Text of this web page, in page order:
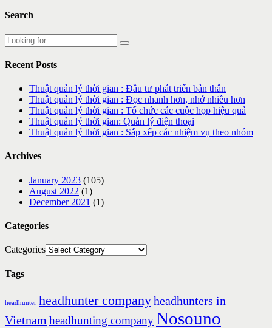
Search
Recent Posts
Thuật quản lý thời gian : Đầu tư phát triển bản thân
Thuật quản lý thời gian : Đọc nhanh hơn, nhớ nhiều hơn
Thuật quản lý thời gian : Tổ chức các cuộc họp hiệu quả
Thuật quản lý thời gian: Quản lý điện thoại
Thuật quản lý thời gian : Sắp xếp các nhiệm vụ theo nhóm
Archives
January 2023 (105)
August 2022 (1)
December 2021 (1)
Categories
Categories
Tags
headhunter headhunter companyheadhunters in
Vietnam headhunting companyNosouno